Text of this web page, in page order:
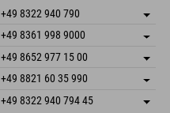
+49 8322 940 790
Adresse speichern
Buchen
+49 8361 998 9000
Adresse speichern
Anreiseinfos
Buchen
+49 8652 977 15 00
Adresse speichern
Buchen
+49 8821 60 35 990
Adresse speichern
Anreiseinfos
+49 8322 940 794 45